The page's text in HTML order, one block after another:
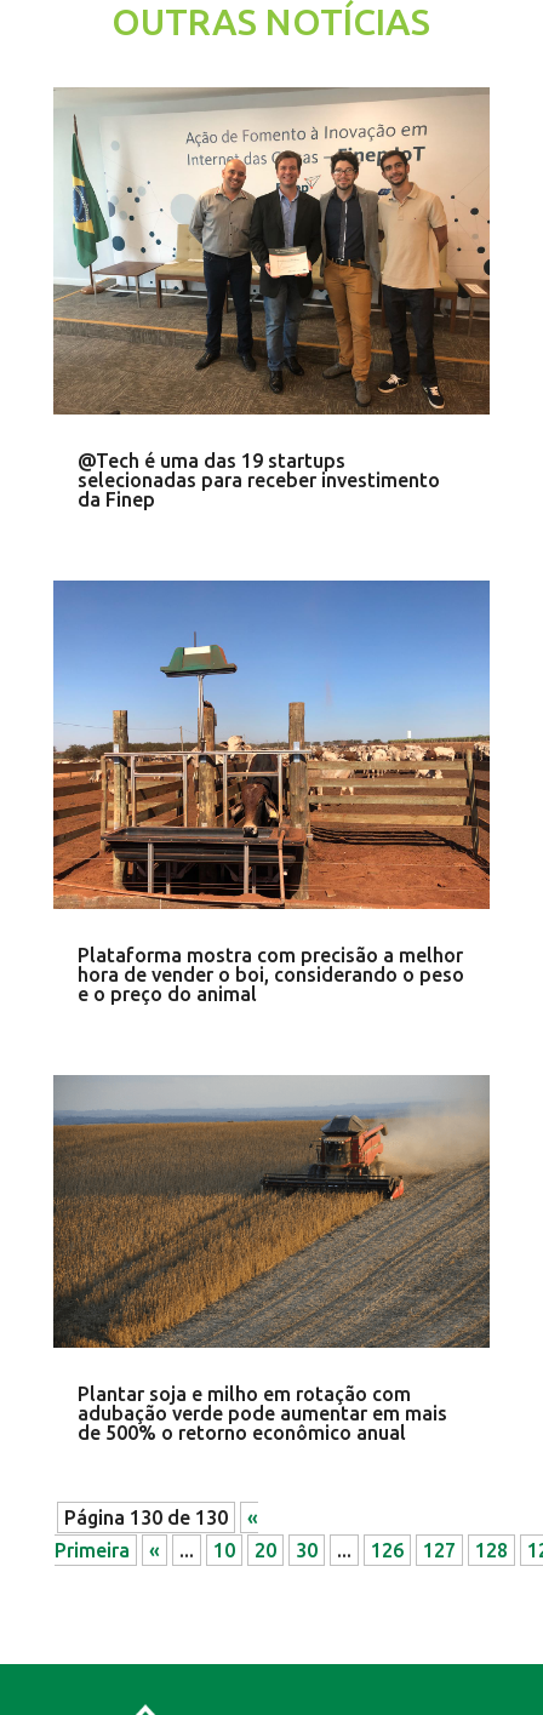
OUTRAS NOTÍCIAS
@Tech é uma das 19 startups
selecionadas para receber investimento
da Finep
Plataforma mostra com precisão a melhor
hora de vender o boi, considerando o peso
e o preço do animal
Plantar soja e milho em rotação com
adubação verde pode aumentar em mais
de 500% o retorno econômico anual
Página 130 de 130
«
Primeira
« ... 10 20 30 ... 126 127 128